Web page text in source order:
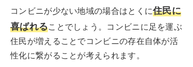
コンビニが少ない地域の場合はとくに住民に
喜ばれることでしょう。コンビニに足を運ぶ
住民が増えることでコンビニの存在自体が活
性化に繋がることが考えられます。